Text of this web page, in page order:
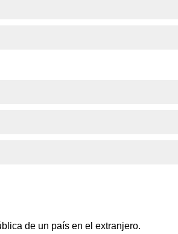
de un país en el extranjero.